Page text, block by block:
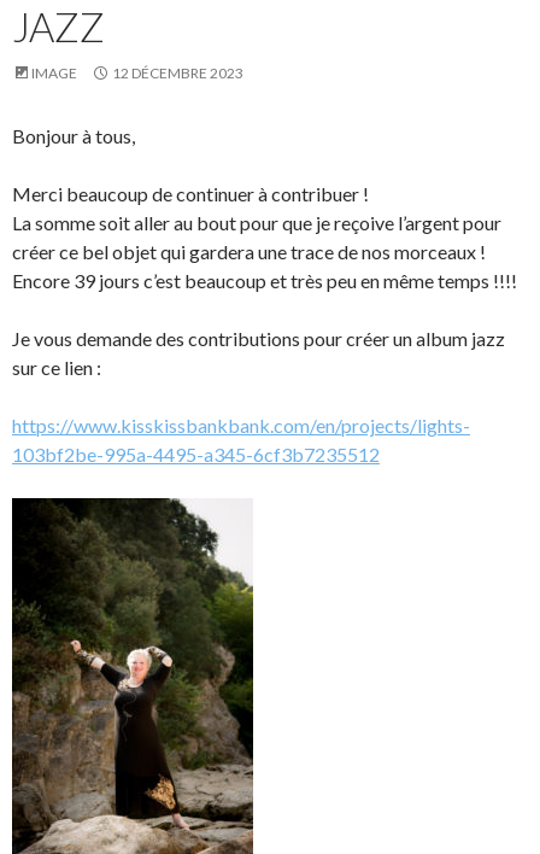
JAZZ
IMAGE 12 DÉCEMBRE 2023
Bonjour à tous,
Merci beaucoup de continuer à contribuer !
La somme soit aller au bout pour que je reçoive l’argent pour
créer ce bel objet qui gardera une trace de nos morceaux !
Encore 39 jours c’est beaucoup et très peu en même temps !!!!
Je vous demande des contributions pour créer un album jazz
sur ce lien :
https://www.kisskissbankbank.com/en/projects/lights-
103bf2be-995a-4495-a345-6cf3b7235512